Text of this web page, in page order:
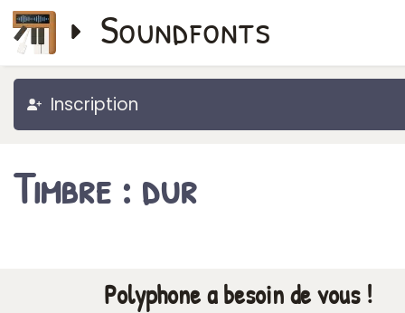
Soundfonts
Inscription
Timbre : dur
Polyphone a besoin de vous !